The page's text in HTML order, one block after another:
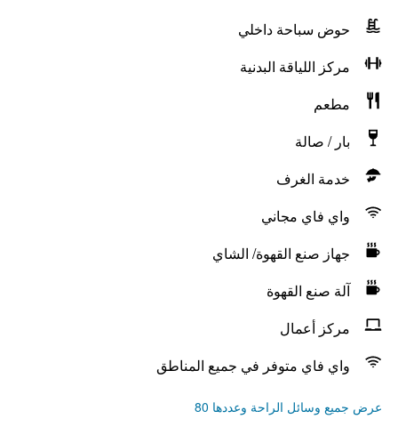
حوض سباحة داخلي
مركز اللياقة البدنية
مطعم
بار / صالة
خدمة الغرف
واي فاي مجاني
جهاز صنع القهوة/ الشاي
آلة صنع القهوة
مركز أعمال
واي فاي متوفر في جميع المناطق
عرض جميع وسائل الراحة وعددها 80